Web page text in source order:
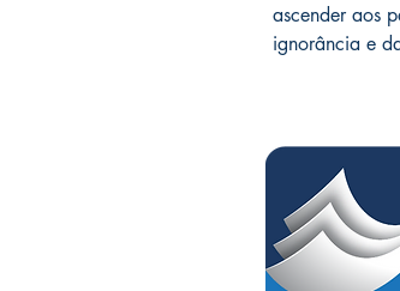
ascender aos
ignorância e